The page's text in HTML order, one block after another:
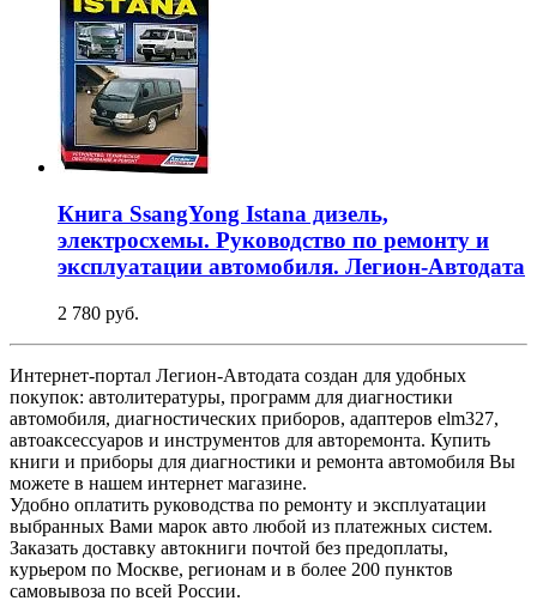
Книга SsangYong Istana дизель,
электросхемы. Руководство по ремонту и
эксплуатации автомобиля. Легион-Aвтодата
2 780 руб.
Интернет-портал Легион-Автодата создан для удобных
покупок: автолитературы, программ для диагностики
автомобиля, диагностических приборов, адаптеров elm327,
автоаксессуаров и инструментов для авторемонта. Купить
книги и приборы для диагностики и ремонта автомобиля Вы
можете в нашем интернет магазине.
Удобно оплатить руководства по ремонту и эксплуатации
выбранных Вами марок авто любой из платежных систем.
Заказать доставку автокниги почтой без предоплаты,
курьером по Москве, регионам и в более 200 пунктов
самовывоза по всей России.